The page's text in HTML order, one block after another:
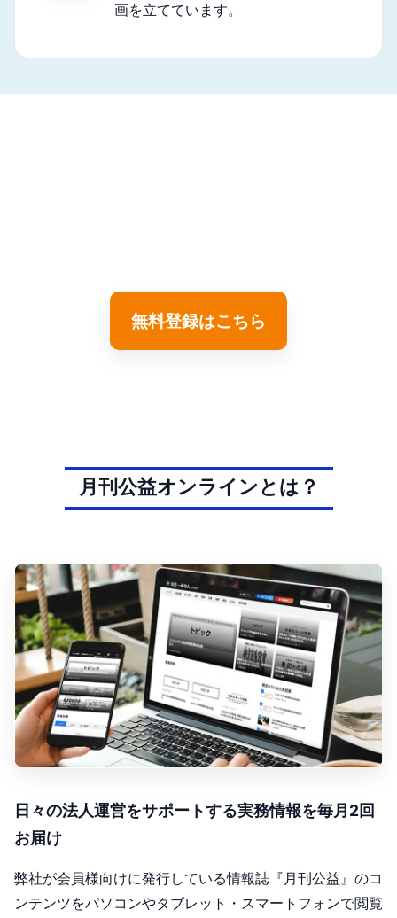
画を立てています。
無料登録はこちら
月刊公益オンラインとは？
日々の法人運営をサポートする実務情報を毎月2回
お届け
弊社が会員様向けに発行している情報誌『月刊公益』のコ
ンテンツをパソコンやタブレット・スマートフォンで閲覧